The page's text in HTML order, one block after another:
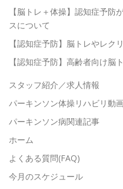
【脳トレ＋体操】認知症予防
スについて
【認知症予防】脳トレやレク
【認知症予防】高齢者向け脳
スタッフ紹介／求人情報
パーキンソン体操リハビリ動
パーキンソン病関連記事
ホーム
よくある質問(FAQ)
今月のスケジュール